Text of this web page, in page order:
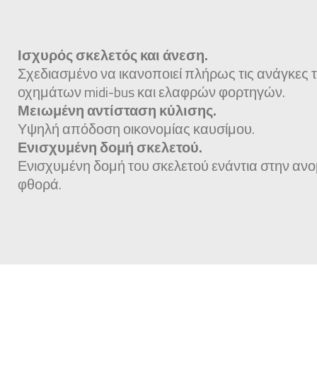
Ισχυρός σκελετός και άνεση.
Σχεδιασμένο να ικανοποιεί πλήρως τις ανάγκες
οχημάτων midi-bus και ελαφρών φορτηγών.
Μειωμένη αντίσταση κύλισης.
Υψηλή απόδοση οικονομίας καυσίμου.
Ενισχυμένη δομή σκελετού.
Ενισχυμένη δομή του σκελετού ενάντια στην
φθορά.